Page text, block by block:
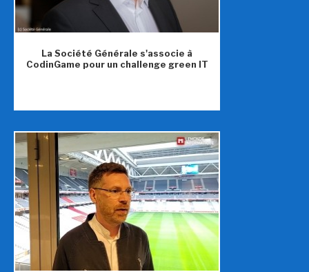
La Société Générale s'associe à
CodinGame pour un challenge green IT